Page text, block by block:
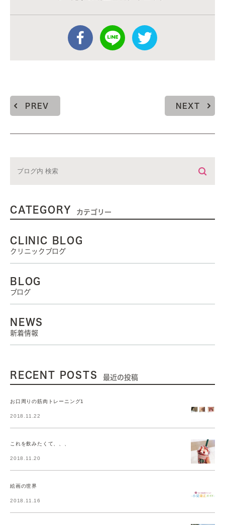
PREV NEXT
CATEGORY カテゴリー
CLINIC BLOG
クリニックブログ
BLOG
ブログ
NEWS
新着情報
RECENT POSTS 最近の投稿
お口周りの筋肉トレーニング1
2018.11.22
これを飲みたくて、、、
2018.11.20
絵画の世界
2018.11.16